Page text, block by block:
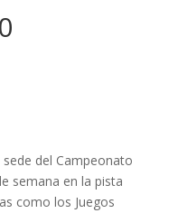
del Campeonato
semana en la pista
como los Juegos